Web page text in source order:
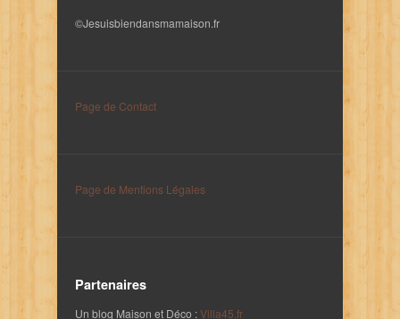
©Jesuisbiendansmamaison.fr
Page de Contact
Page de Mentions Légales
Partenaires
Un blog Maison et Déco :Villa45.fr